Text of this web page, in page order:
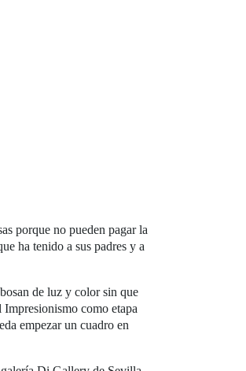
porque no pueden pagar la
ha tenido a sus padres y a
de luz y color sin que
como etapa
empezar un cuadro en